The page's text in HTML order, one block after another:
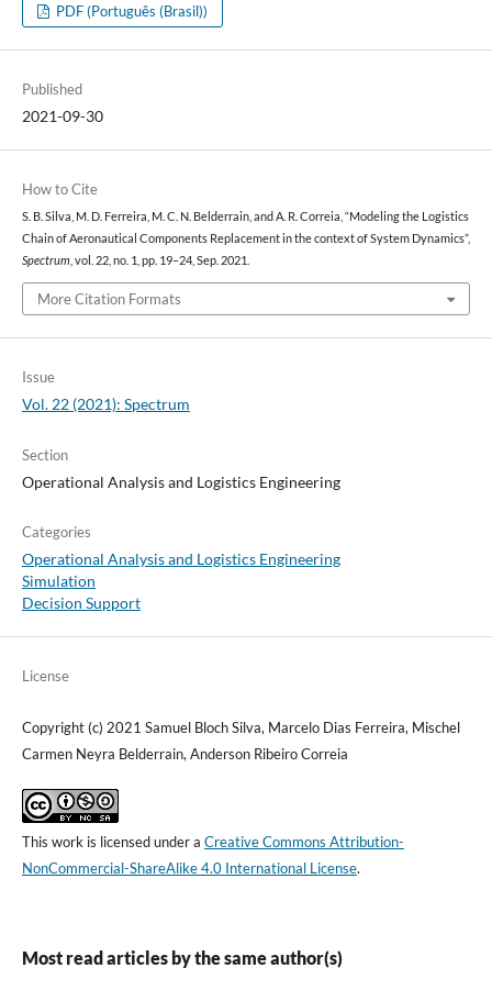
PDF (Português (Brasil))
Published
2021-09-30
How to Cite
S. B. Silva, M. D. Ferreira, M. C. N. Belderrain, and A. R. Correia, “Modeling the Logistics
Chain of Aeronautical Components Replacement in the context of System Dynamics”,
Spectrum , vol. 22, no. 1, pp. 19–24, Sep. 2021.
More Citation Formats
Issue
Vol. 22 (2021): Spectrum
Section
Operational Analysis and Logistics Engineering
Categories
Operational Analysis and Logistics Engineering
Simulation
Decision Support
License
Copyright (c) 2021 Samuel Bloch Silva, Marcelo Dias Ferreira, Mischel
Carmen Neyra Belderrain, Anderson Ribeiro Correia
This work is licensed under a Creative Commons Attribution-
NonCommercial-ShareAlike 4.0 International License.
Most read articles by the same author(s)